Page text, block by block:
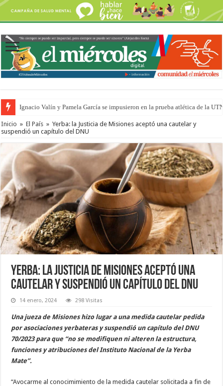
Ignacio Valín y Pamela García se impusieron en la prueba atlética de la
Inicio » El País » Yerba: la Justicia de Misiones aceptó una cautelar y
suspendió un capítulo del DNU
Yerba: la Justicia de Misiones aceptó una
cautelar y suspendió un capítulo del DNU
14 enero, 2024 298 Visitas
Una jueza de Misiones hizo lugar a una medida cautelar pedida
por asociaciones yerbateras y suspendió un capítulo del DNU
70/2023 para que “no se modifiquen ni alteren la estructura,
funciones y atribuciones del Instituto Nacional de la Yerba
Mate”.
“Avocarme al conocimimiento de la medida cautelar solicitada a fin de